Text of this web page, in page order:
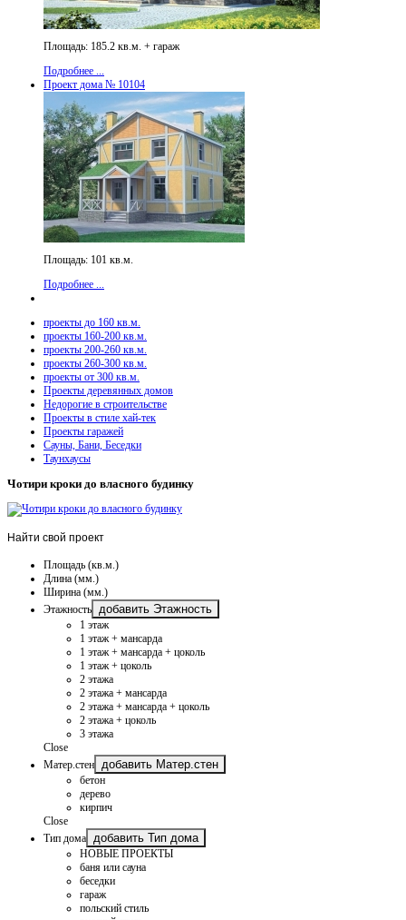
Площадь: 185.2 кв.м. + гараж
Подробнее ...
Проект дома № 10104
Площадь: 101 кв.м.
Подробнее ...
проекты до 160 кв.м.
проекты 160-200 кв.м.
проекты 200-260 кв.м.
проекты 260-300 кв.м.
проекты от 300 кв.м.
Проекты деревянных домов
Недорогие в строительстве
Проекты в стиле хай-тек
Проекты гаражей
Сауны, Бани, Беседки
Таунхаусы
Чотири кроки до власного будинку
Найти свой проект
Площадь (кв.м.)
Длина (мм.)
Ширина (мм.)
Этажность
добавить Этажность
1 этаж
1 этаж + мансарда
1 этаж + мансарда + цоколь
1 этаж + цоколь
2 этажа
2 этажа + мансарда
2 этажа + мансарда + цоколь
2 этажа + цоколь
3 этажа
Close
Матер.стен
добавить Матер.стен
бетон
дерево
кирпич
Close
Тип дома
добавить Тип дома
НОВЫЕ ПРОЕКТЫ
баня или сауна
беседки
гараж
польский стиль